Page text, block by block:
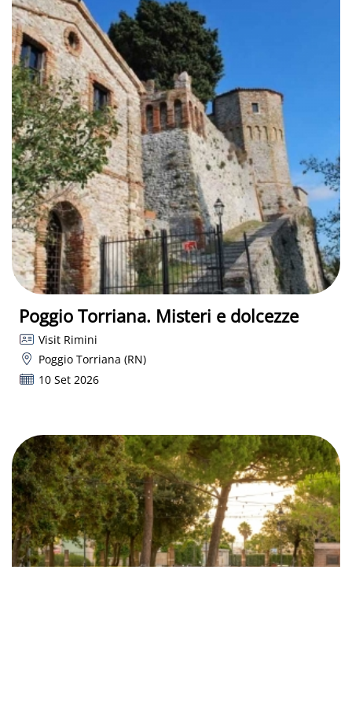
Poggio Torriana. Misteri e dolcezze
Visit Rimini
Poggio Torriana (RN)
10 Set 2026